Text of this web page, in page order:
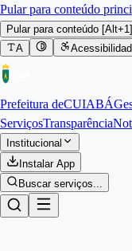
Pular para conteúdo
Pular para conteúdo [Alt+1]
A
Prefeitura deCUIABÁ
ServiçosTransparência
Institucional
Instalar App
Buscar serviços...